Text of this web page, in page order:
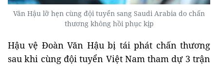
Văn Hậu lỡ hẹn cùng đội tuyển sang Saudi Arabia do chấn
thương không hồi phục kịp
Hậu vệ Đoàn Văn Hậu bị tái phát chấn thương
sau khi cùng đội tuyển Việt Nam tham dự 3 trận